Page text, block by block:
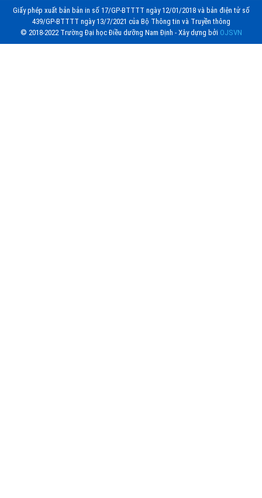
Giấy phép xuất bản bản in số 17/GP-BTTTT ngày 12/01/2018 và bản điện tử số
439/GP-BTTTT ngày 13/7/2021 của Bộ Thông tin và Truyền thông
© 2018-2022 Trường Đại học Điều dưỡng Nam Định - Xây dựng bởi OJSVN